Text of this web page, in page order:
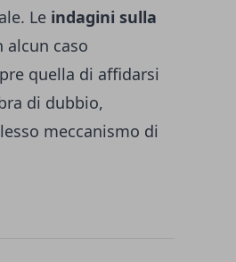
Le indagini sulla
caso
quella di affidarsi
di dubbio,
meccanismo di